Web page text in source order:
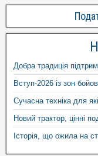
Добра традиція
Вступ-2026 із зон
Сучасна техніка для
Новий трактор, цінні
Історія, що ожила на